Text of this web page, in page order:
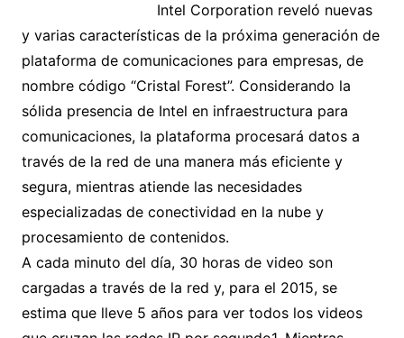
Intel Corporation reveló nuevas
y varias características de la próxima generación de
plataforma de comunicaciones para empresas, de
nombre código “Cristal Forest”. Considerando la
sólida presencia de Intel en infraestructura para
comunicaciones, la plataforma procesará datos a
través de la red de una manera más eficiente y
segura, mientras atiende las necesidades
especializadas de conectividad en la nube y
procesamiento de contenidos.
A cada minuto del día, 30 horas de video son
cargadas a través de la red y, para el 2015, se
estima que lleve 5 años para ver todos los videos